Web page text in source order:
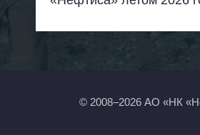
© 2008–2026 АО «НК